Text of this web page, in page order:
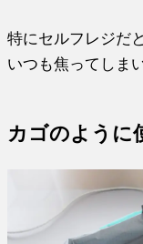
特にセルフレジだ
いつも焦ってしま
カゴのように